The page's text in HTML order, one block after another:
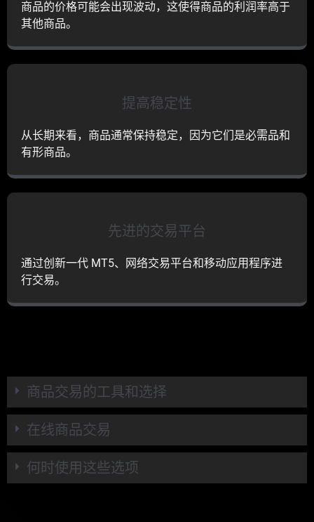
商品的价格可能会出现波动，这使得商品的利润率高于
其他商品。
提高稳定性
从长期来看，商品通常保持稳定，因为它们是必需品和
有形商品。
先进的交易平台
通过创新一代 MT5、网络交易平台和移动应用程序进
行交易。
商品交易的工具和选择
在线商品交易
何时使用这些选项